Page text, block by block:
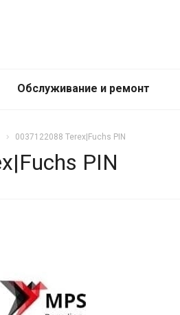
Обслуживание и ремонт
0037122088 Terex|Fuchs PIN
PIN